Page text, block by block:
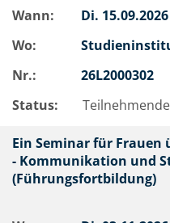
Wann: Di.
Wo:
Nr.:
26L2000302
Status:
Ein Seminar für
- Kommunikation und
(Führungsfortbildung)